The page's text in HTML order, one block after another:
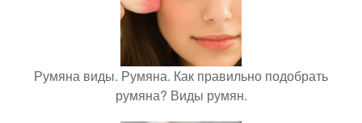
Румяна виды. Румяна. Как правильно подобрать
румяна? Виды румян.